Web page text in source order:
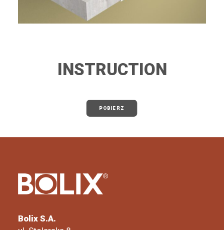
INSTRUCTION
POBIERZ
Bolix S.A.